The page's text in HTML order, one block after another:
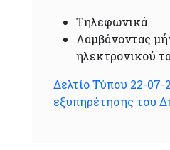
Τηλεφωνικά
Λαμβάνοντας
ηλεκτρονικού
Δελτίο Τύπου 22-07-
εξυπηρέτησης του